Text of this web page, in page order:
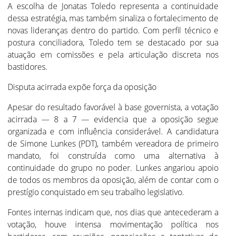
A escolha de Jonatas Toledo representa a continuidade
dessa estratégia, mas também sinaliza o fortalecimento de
novas lideranças dentro do partido. Com perfil técnico e
postura conciliadora, Toledo tem se destacado por sua
atuação em comissões e pela articulação discreta nos
bastidores.
Disputa acirrada expõe força da oposição
Apesar do resultado favorável à base governista, a votação
acirrada — 8 a 7 — evidencia que a oposição segue
organizada e com influência considerável. A candidatura
de Simone Lunkes (PDT), também vereadora de primeiro
mandato, foi construída como uma alternativa à
continuidade do grupo no poder. Lunkes angariou apoio
de todos os membros da oposição, além de contar com o
prestígio conquistado em seu trabalho legislativo.
Fontes internas indicam que, nos dias que antecederam a
votação, houve intensa movimentação política nos